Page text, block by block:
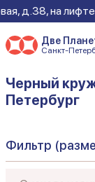
д.38, на лифте
Две
Санкт-
Черный
Петербург
Фильтр